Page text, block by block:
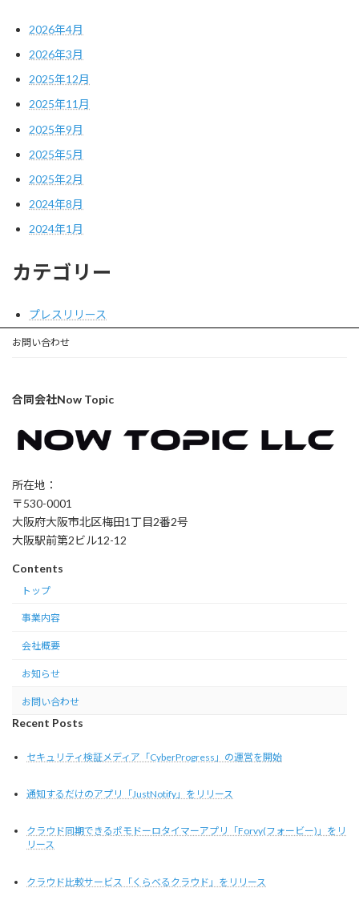
2026年4月
2026年3月
2025年12月
2025年11月
2025年9月
2025年5月
2025年2月
2024年8月
2024年1月
カテゴリー
プレスリリース
お問い合わせ
合同会社Now Topic
所在地：
〒530-0001
大阪府大阪市北区梅田1丁目2番2号
大阪駅前第2ビル12-12
Contents
トップ
事業内容
会社概要
お知らせ
お問い合わせ
Recent Posts
セキュリティ検証メディア「CyberProgress」の運営を開始
通知するだけのアプリ「JustNotify」をリリース
クラウド同期できるポモドーロタイマーアプリ「Forvy(フォービー)」をリ
リース
クラウド比較サービス「くらべるクラウド」をリリース